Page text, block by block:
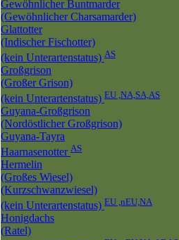
Gewöhnlicher Buntmarder
(Gewöhnlicher Charsamarder)
Glattotter
(Indischer Fischotter)
(kein Unterartenstatus) AS
Großgrison
(Großer Grison)
(kein Unterartenstatus) EU ,NA,SA,AS
Guyana-Großgrison
(Nordöstlicher Großgrison)
Guyana-Tayra
Haarnasenotter AS
Hermelin
(Großes Wiesel)
(Kurzschwanzwiesel)
(kein Unterartenstatus) EU ,nEU,NA
Honigdachs
(Ratel)